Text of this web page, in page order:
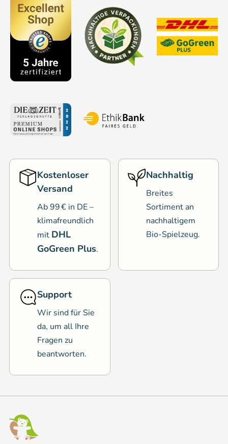
Kostenloser
Versand
Ab 99 € in DE –
klimafreundlich
mit DHL
GoGreen Plus.
Nachhaltig
Breites
Sortiment an
nachhaltigem
Bio-Spielzeug.
Support
Wir sind für Sie
da, um all Ihre
Fragen zu
beantworten.